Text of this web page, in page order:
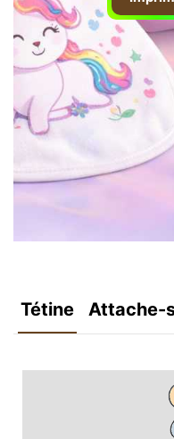
Tétine Attache-